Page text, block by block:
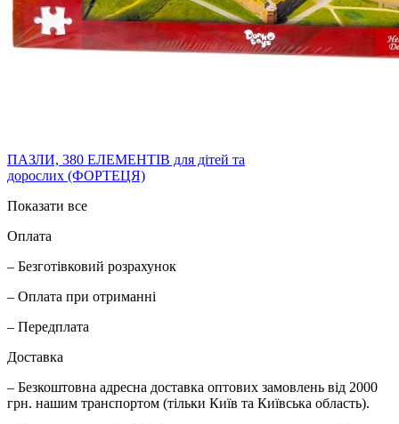
ПАЗЛИ, 380 ЕЛЕМЕНТІВ для дітей та
дорослих (ФОРТЕЦЯ)
Показати все
Оплата
– Безготівковий розрахунок
– Оплата при отриманні
– Передплата
Доставка
– Безкоштовна адресна доставка оптових замовлень від 2000
грн. нашим транспортом (тільки Київ та Київська область).